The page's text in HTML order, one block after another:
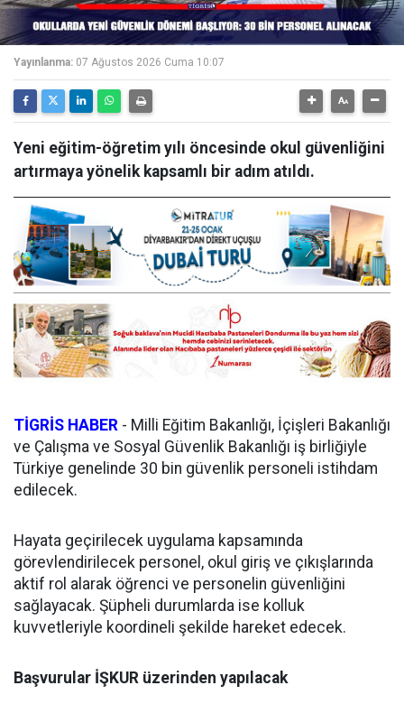
Yayınlanma: 07 Ağustos 2026 Cuma 10:07
Yeni eğitim-öğretim yılı öncesinde okul güvenliğini
artırmaya yönelik kapsamlı bir adım atıldı.
TİGRİS HABER - Milli Eğitim Bakanlığı, İçişleri Bakanlığı
ve Çalışma ve Sosyal Güvenlik Bakanlığı iş birliğiyle
Türkiye genelinde 30 bin güvenlik personeli istihdam
edilecek.
Hayata geçirilecek uygulama kapsamında
görevlendirilecek personel, okul giriş ve çıkışlarında
aktif rol alarak öğrenci ve personelin güvenliğini
sağlayacak. Şüpheli durumlarda ise kolluk
kuvvetleriyle koordineli şekilde hareket edecek.
Başvurular İŞKUR üzerinden yapılacak